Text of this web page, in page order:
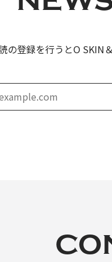
の登録を行うとO SKIN